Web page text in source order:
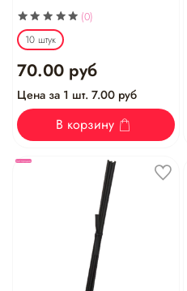
(0)
10 штук
70.00 руб
Цена за 1 шт. 7.00 руб
В корзину
Хит продаж